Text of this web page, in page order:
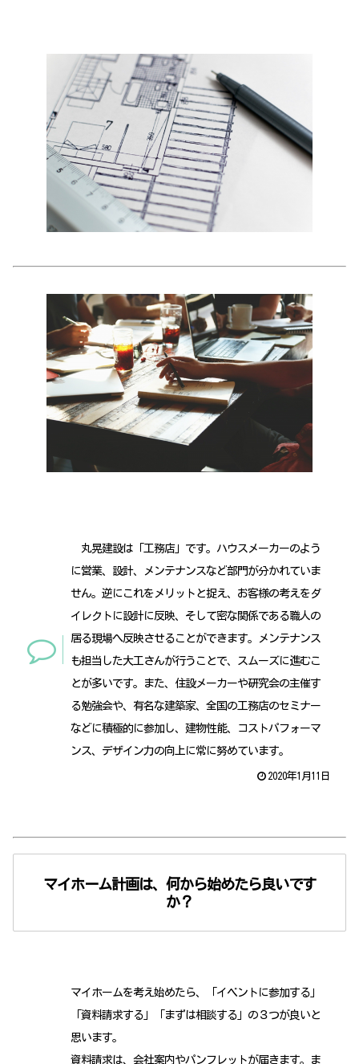
丸晃建設は「工務店」です。ハウスメーカーのよう
に営業、設計、メンテナンスなど部門が分かれていま
せん。逆にこれをメリットと捉え、お客様の考えをダ
イレクトに設計に反映、そして密な関係である職人の
居る現場へ反映させることができます。メンテナンス
も担当した大工さんが行うことで、スムーズに進むこ
とが多いです。また、住設メーカーや研究会の主催す
る勉強会や、有名な建築家、全国の工務店のセミナー
などに積極的に参加し、建物性能、コストパフォーマ
ンス、デザイン力の向上に常に努めています。
2020年1月11日
マイホーム計画は、何から始めたら良いです
か？
マイホームを考え始めたら、「イベントに参加する」
「資料請求する」「まずは相談する」の３つが良いと
思います。
資料請求は、会社案内やパンフレットが届きます。ま